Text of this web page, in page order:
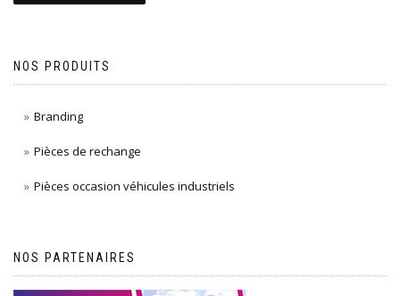
NOS PRODUITS
Branding
Pièces de rechange
Pièces occasion véhicules industriels
NOS PARTENAIRES